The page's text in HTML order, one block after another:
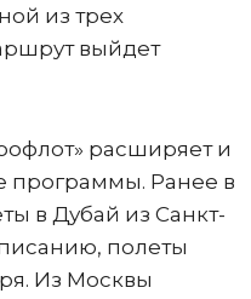
из трех
выйдет
расширяет и
программы. Ранее в
в Дубай из Санкт-
полеты
Из Москвы